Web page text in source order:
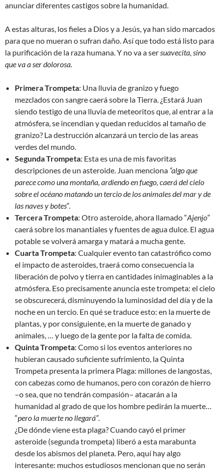
anunciar diferentes castigos sobre la humanidad.
A estas alturas, los fieles a Dios y a Jesús, ya han sido marcados
para que no mueran o sufran daño. Así que todo está listo para
la purificación de la raza humana. Y no va a sersuavecita, sino
que va a ser dolorosa.
Primera Trompeta: Una lluvia de granizo y fuego
mezclados con sangre caerá sobre la Tierra. ¿Estará Juan
siendo testigo de una lluvia de meteoritos que, al entrar a la
atmósfera, se incendian y quedan reducidos al tamaño de
granizo? La destrucción alcanzará un tercio de las areas
verdes del mundo.
Segunda Trompeta: Esta es una de mis favoritas
descripciones de un asteroide. Juan menciona “algo que
parece como una montaña, ardiendo en fuego, caerá del cielo
sobre el océano matando un tercio de los animales del mar y de
las naves y botes“.
Tercera Trompeta: Otro asteroide, ahora llamado “Ajenjo”
caerá sobre los manantiales y fuentes de agua dulce. El agua
potable se volverá amarga y matará a mucha gente.
Cuarta Trompeta: Cualquier evento tan catastrófico como
el impacto de asteroides, traerá como consecuencia la
liberación de polvo y tierra en cantidades inimaginables a la
atmósfera. Eso precisamente anuncia este trompeta: el cielo
se obscurecerá, disminuyendo la luminosidad del día y de la
noche en un tercio. En qué se traduce esto: en la muerte de
plantas, y por consiguiente, en la muerte de ganado y
animales, … y luego de la gente por la falta de comida.
Quinta Trompeta: Como si los eventos anteriores no
hubieran causado suficiente sufrimiento, la Quinta
Trompeta presenta la primera Plaga: millones de langostas,
con cabezas como de humanos, pero con corazón de hierro
–o sea, que no tendrán compasión– atacarán a la
humanidad al grado de que los hombre pedirán la muerte…
“pero la muerte no llegará”.
¿De dónde viene esta plaga? Cuando cayó el primer
asteroide (segunda trompeta) liberó a esta marabunta
desde los abismos del planeta. Pero, aquí hay algo
interesante: muchos estudiosos mencionan que no serán